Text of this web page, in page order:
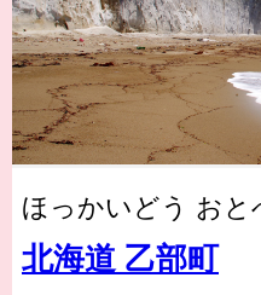
ほっかいどう おと
北海道 乙部町